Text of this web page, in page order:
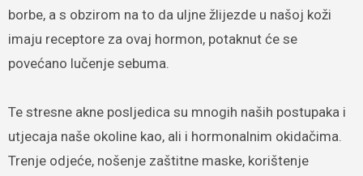
borbe, a s obzirom na to da uljne žlijezde u našoj koži
imaju receptore za ovaj hormon, potaknut će se
povećano lučenje sebuma.
Te stresne akne posljedica su mnogih naših postupaka i
utjecaja naše okoline kao, ali i hormonalnim okidačima.
Trenje odjeće, nošenje zaštitne maske, korištenje